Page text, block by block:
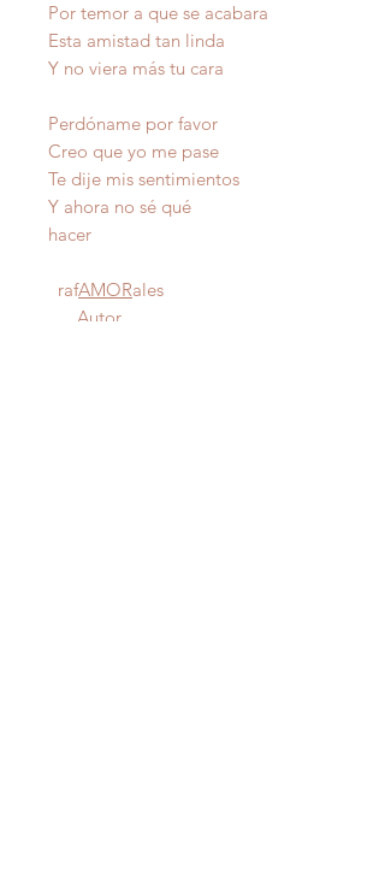
Por temor a que se acabara
Esta amistad tan linda
Y no viera más tu cara
Perdóname por favor
Creo que yo me pase
Te dije mis sentimientos
Y ahora no sé qué
hacer
rafAMORales
Autor